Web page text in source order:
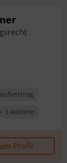
3 weitere
Profil